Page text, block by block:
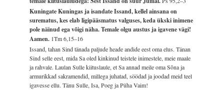
Kuningate Kuningas ja isandate Issand, kellel ainsana on
surematus, kes elab ligipääsmatus valguses, keda ükski inimene
pole näinud ega võigi näha. Temale olgu austus ja igavene vägi!
Aamen. 1Tm 6,15–16
Issand, tahan Sind tänada paljude heade andide eest oma elus. Tänan
Sind selle eest, mida Sa oled kinkinud teistele inimestele, meie maale
ja rahvale. Laulan Sulle kiituslaule, et Sa annad meile oma Sõna ja
armurikkad sakramendid, millega juhatad, söödad ja joodad meid teel
igavesse ellu. Tänu Sulle, Isa, Poeg ja Püha Vaim!